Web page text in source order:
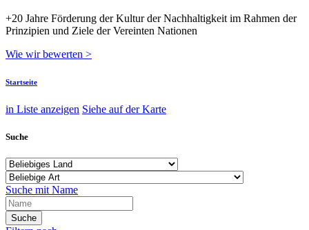
+20 Jahre Förderung der Kultur der Nachhaltigkeit im Rahmen der
Prinzipien und Ziele der Vereinten Nationen
Wie wir bewerten >
Startseite
in Liste anzeigen Siehe auf der Karte
Suche
Suche mit Name